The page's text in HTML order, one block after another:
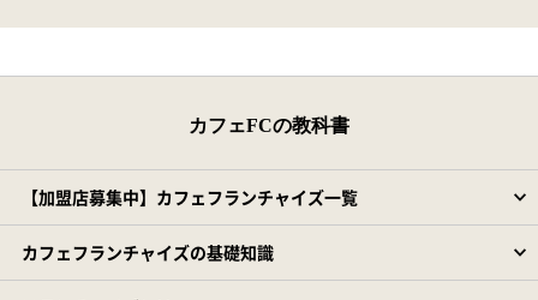
カフェFCの教科書
【加盟店募集中】カフェフランチャイズ一覧
カフェフランチャイズの基礎知識